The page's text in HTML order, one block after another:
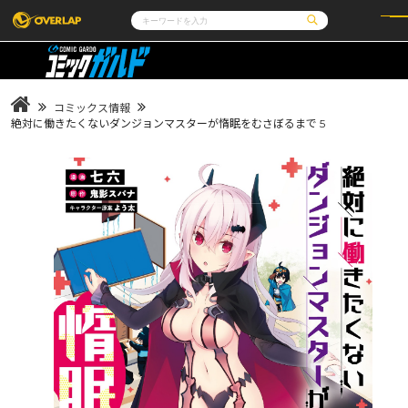
コミック
LiQulle
ラブパルフェ
ライトノベル
ロサージュノベルス
その他
ゲーム
通販・NEWS
企業
会社概要
採用情報
アクセス
オーバーラップホールディングス
お問い合わせはこちら
オーバーラップ文庫 オーバーラップノベルス
オーバーラップノベルスf ロサージュノベルス
コミックガルド コミッククリエ
コミックス情報
絶対に働きたくないダンジョンマスターが惰眠をむさぼるまで 5